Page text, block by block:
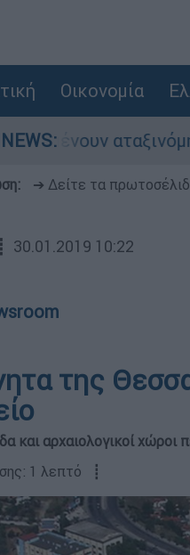
Οικονομία
αταξινόμητα
➔ Δείτε τα
┋ 30.01.2019 10:22
της
και αρχαιολογικοί
1 λεπτό ┋